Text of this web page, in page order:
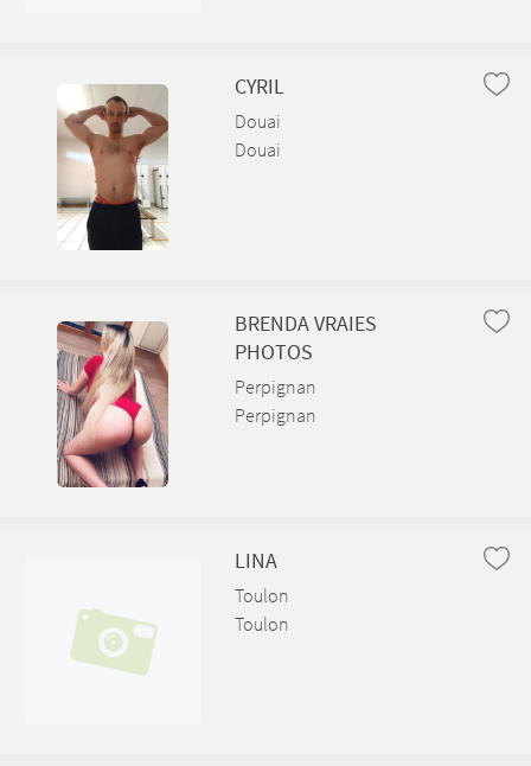
CYRIL
Douai
Douai
BRENDA VRAIES
PHOTOS
Perpignan
Perpignan
LINA
Toulon
Toulon